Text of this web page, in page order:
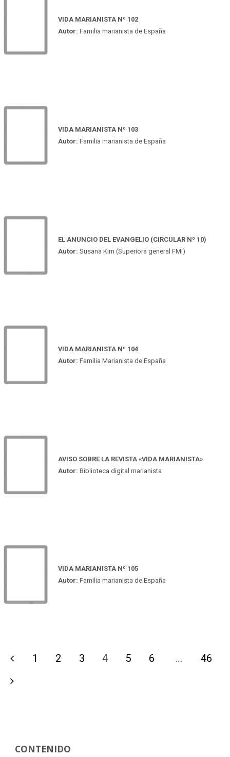
VIDA MARIANISTA Nº 102
Autor: Familia marianista de España
VIDA MARIANISTA Nº 103
Autor: Familia marianista de España
EL ANUNCIO DEL EVANGELIO (CIRCULAR Nº 10)
Autor: Susana Kim (Superiora general FMI)
VIDA MARIANISTA Nº 104
Autor: Familia Marianista de España
AVISO SOBRE LA REVISTA «VIDA MARIANISTA»
Autor: Biblioteca digital marianista
VIDA MARIANISTA Nº 105
Autor: Familia marianista de España
Paginación
entradas
1 2 3 4 5 6 … 46
CONTENIDO